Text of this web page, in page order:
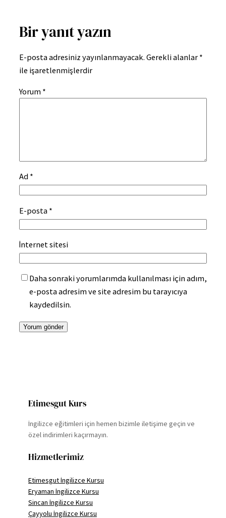
Bir yanıt yazın
E-posta adresiniz yayınlanmayacak. Gerekli alanlar *
ile işaretlenmişlerdir
Yorum *
Ad *
E-posta *
İnternet sitesi
Daha sonraki yorumlarımda kullanılması için adım,
e-posta adresim ve site adresim bu tarayıcıya
kaydedilsin.
Etimesgut Kurs
İngilizce eğitimleri için hemen bizimle iletişime geçin ve
özel indirimleri kaçırmayın.
Hizmetlerimiz
Etimesgut İngilizce Kursu
Eryaman İngilizce Kursu
Sincan İngilizce Kursu
Çayyolu İngilizce Kursu